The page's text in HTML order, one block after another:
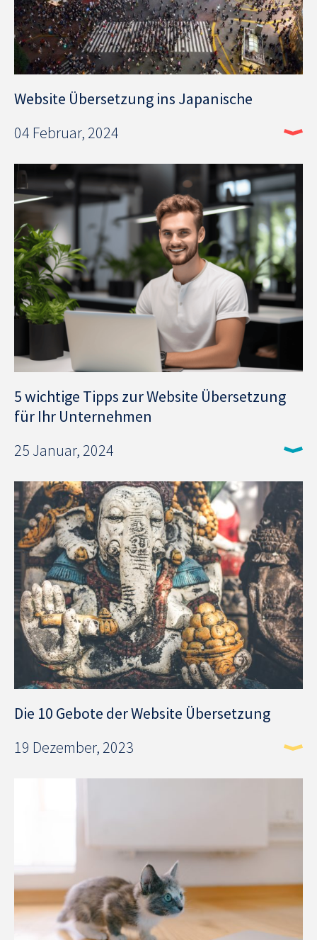
Website Übersetzung ins Japanische
04 Februar, 2024
5 wichtige Tipps zur Website Übersetzung
für Ihr Unternehmen
25 Januar, 2024
Die 10 Gebote der Website Übersetzung
19 Dezember, 2023